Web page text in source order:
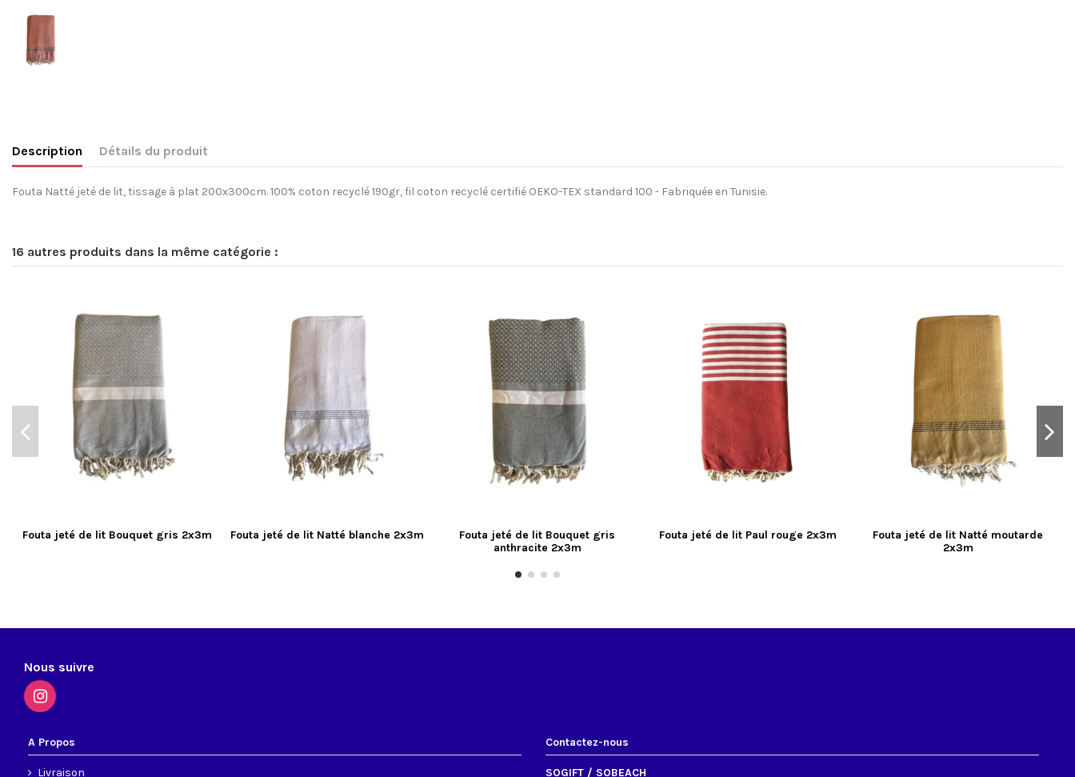
Description Détails du produit
Fouta Natté jeté de lit, tissage à plat 200x300cm. 100% coton recyclé 190gr, fil coton recyclé certifié OEKO-TEX standard 100 - Fabriquée en Tunisie.
16 autres produits dans la même catégorie :
Fouta jeté de lit Bouquet gris 2x3m Fouta jeté de lit Natté blanche 2x3m
Fouta jeté de lit Bouquet gris
anthracite 2x3m
Fouta jeté de lit Paul rouge 2x3m
Fouta jeté de lit Natté moutarde
2x3m
Nous suivre
A Propos
Livraison
Contactez-nous
SOGIFT / SOBEACH